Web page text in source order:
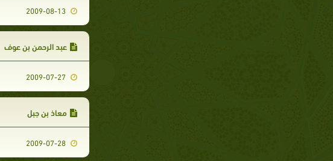
2009-08-13
عبد الرحمن بن عوف
معاذ بن جبل
2009-07-28